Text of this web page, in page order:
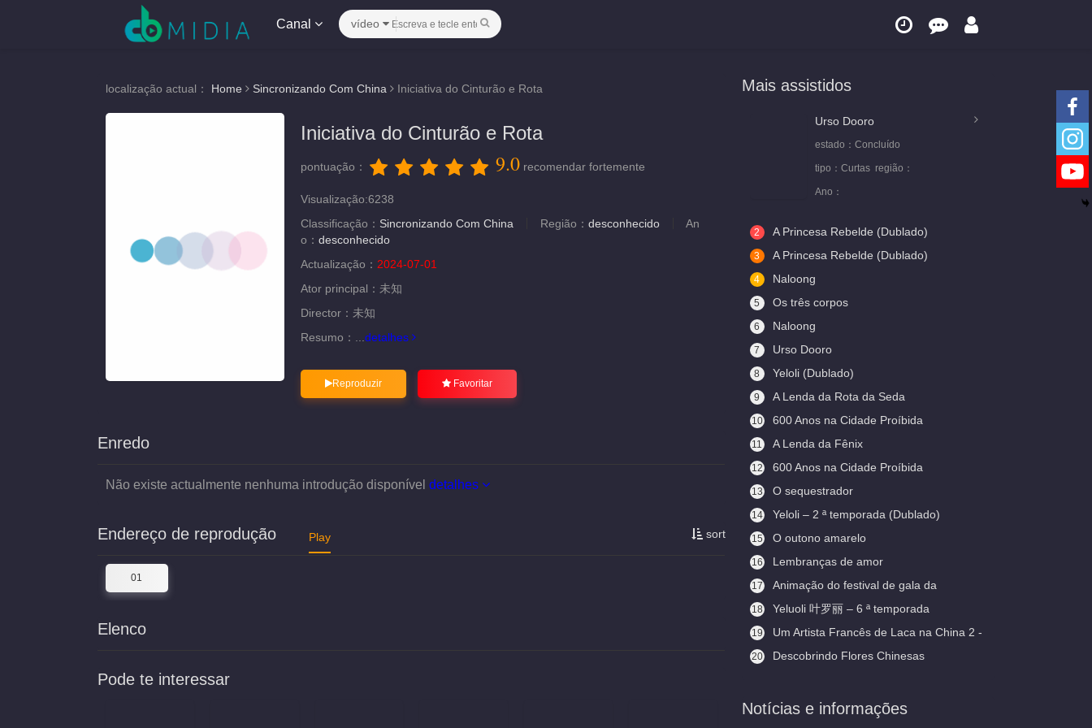
Canal vídeo
localização actual： Home Sincronizando Com China Iniciativa do Cinturão e Rota
Iniciativa do Cinturão e Rota
pontuação： 9.0 recomendar fortemente
Visualização:6238
Classificação： Sincronizando Com China Região： desconhecido
An
o： desconhecido
Actualização： 2024-07-01
Ator principal： 未知
Director： 未知
Resumo：
detalhes
Reproduzir Favoritar
Enredo
Não existe actualmente nenhuma introdução disponível detalhes
sort
Endereço de reprodução Play
01
Elenco
Pode te interessar
Mais assistidos
Urso Dooro
estado： Concluído
tipo： Curtas região：
Ano：
2 A Princesa Rebelde (Dublado)
3 A Princesa Rebelde (Dublado)
4 Naloong
5 Os três corpos
6 Naloong
7 Urso Dooro
8 Yeloli (Dublado)
9 A Lenda da Rota da Seda
10
600 Anos na Cidade Proíbida
(Legendado)
11 A Lenda da Fênix
12 600 Anos na Cidade Proíbida
13 O sequestrador
14 Yeloli – 2 ª temporada (Dublado)
15 O outono amarelo
16 Lembranças de amor
17
Animação do festival de gala da
primavera
18
Yeluoli 叶罗丽 – 6 ª temporada
(Legendado)
19
Um Artista Francês de Laca na China 2 -
Aceitando Aprendizes
20
Descobrindo Flores Chinesas
Notícias e informações